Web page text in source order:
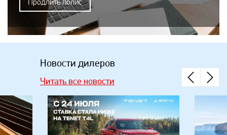
Продлить полис
Новости дилеров
Читать все новости